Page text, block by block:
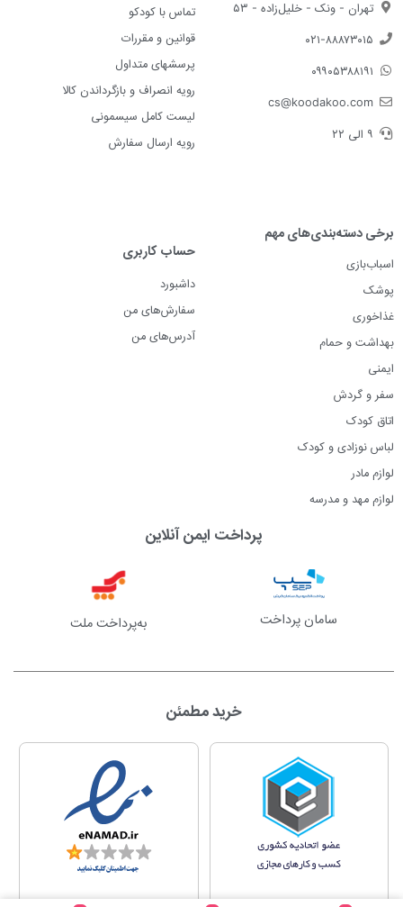
تهران - ونک - خلیل‌زاده - ۵۳
۰۲۱-۸۸۸۷۳۰۱۵
۰۹۹۰۵۳۸۸۱۹۱
cs@koodakoo.com
۹ الی ۲۲
تماس با کودکو
قوانین و مقررات
پرسشهای متداول
رویه انصراف و بازگرداندن کالا
لیست کامل سیسمونی
رویه ارسال سفارش
برخی دسته‌بندی‌های مهم
اسباب‌بازی
پوشک
غذاخوری
بهداشت و حمام
ایمنی
سفر و گردش
اتاق کودک
لباس نوزادی و کودک
لوازم مادر
لوازم مهد و مدرسه
حساب کاربری
داشبورد
سفارش‌های من
آدرس‌های من
پرداخت ایمن آنلاین
سامان پرداخت به‌پرداخت ملت
خرید مطمئن